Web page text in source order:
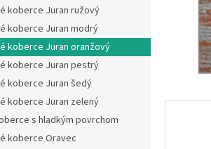
koberce Juran ružový
koberce Juran modrý
koberce Juran oranžový
koberce Juran pestrý
koberce Juran šedý
koberce Juran zelený
s hladkým povrchom
koberce Oravec